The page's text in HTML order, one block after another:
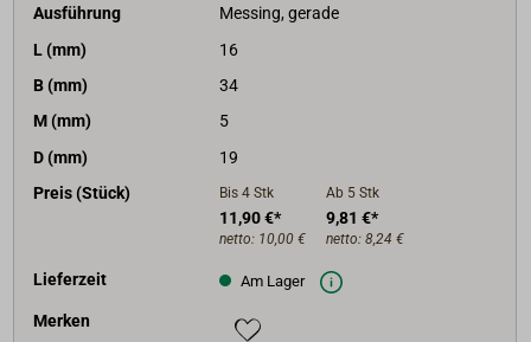
Ausführung
Messing, gerade
L (mm)
16
B (mm)
34
M (mm)
5
D (mm)
19
Preis (Stück)
Bis 4 Stk
11,90 €*
netto: 10,00 €
Ab 5 Stk
9,81 €*
netto: 8,24 €
Lieferzeit Am Lager
Merken